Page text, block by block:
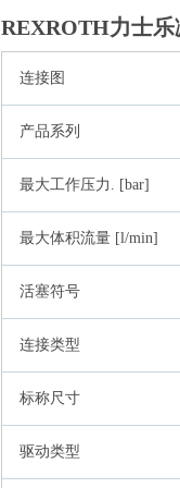
REXROTH力士乐
连接图
产品系列
最大工作压力. [bar]
最大体积流量 [l/min]
活塞符号
连接类型
标称尺寸
驱动类型